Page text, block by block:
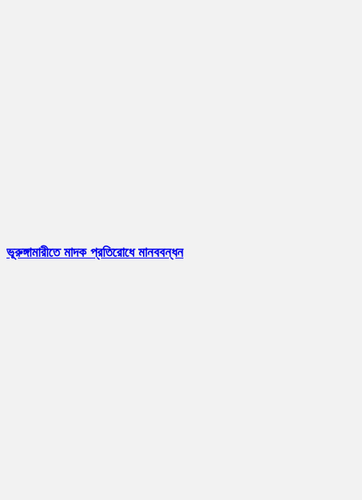
ভূরুঙ্গামারীতে মাদক প্রতিরোধে মানববন্ধন